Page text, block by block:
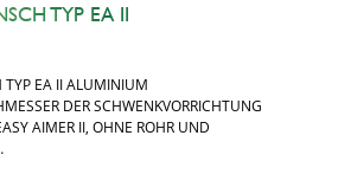
TYP EA II
TYP EA II ALUMINIUM
DER SCHWENKVORRICHTUNG
AIMER II, OHNE ROHR UND